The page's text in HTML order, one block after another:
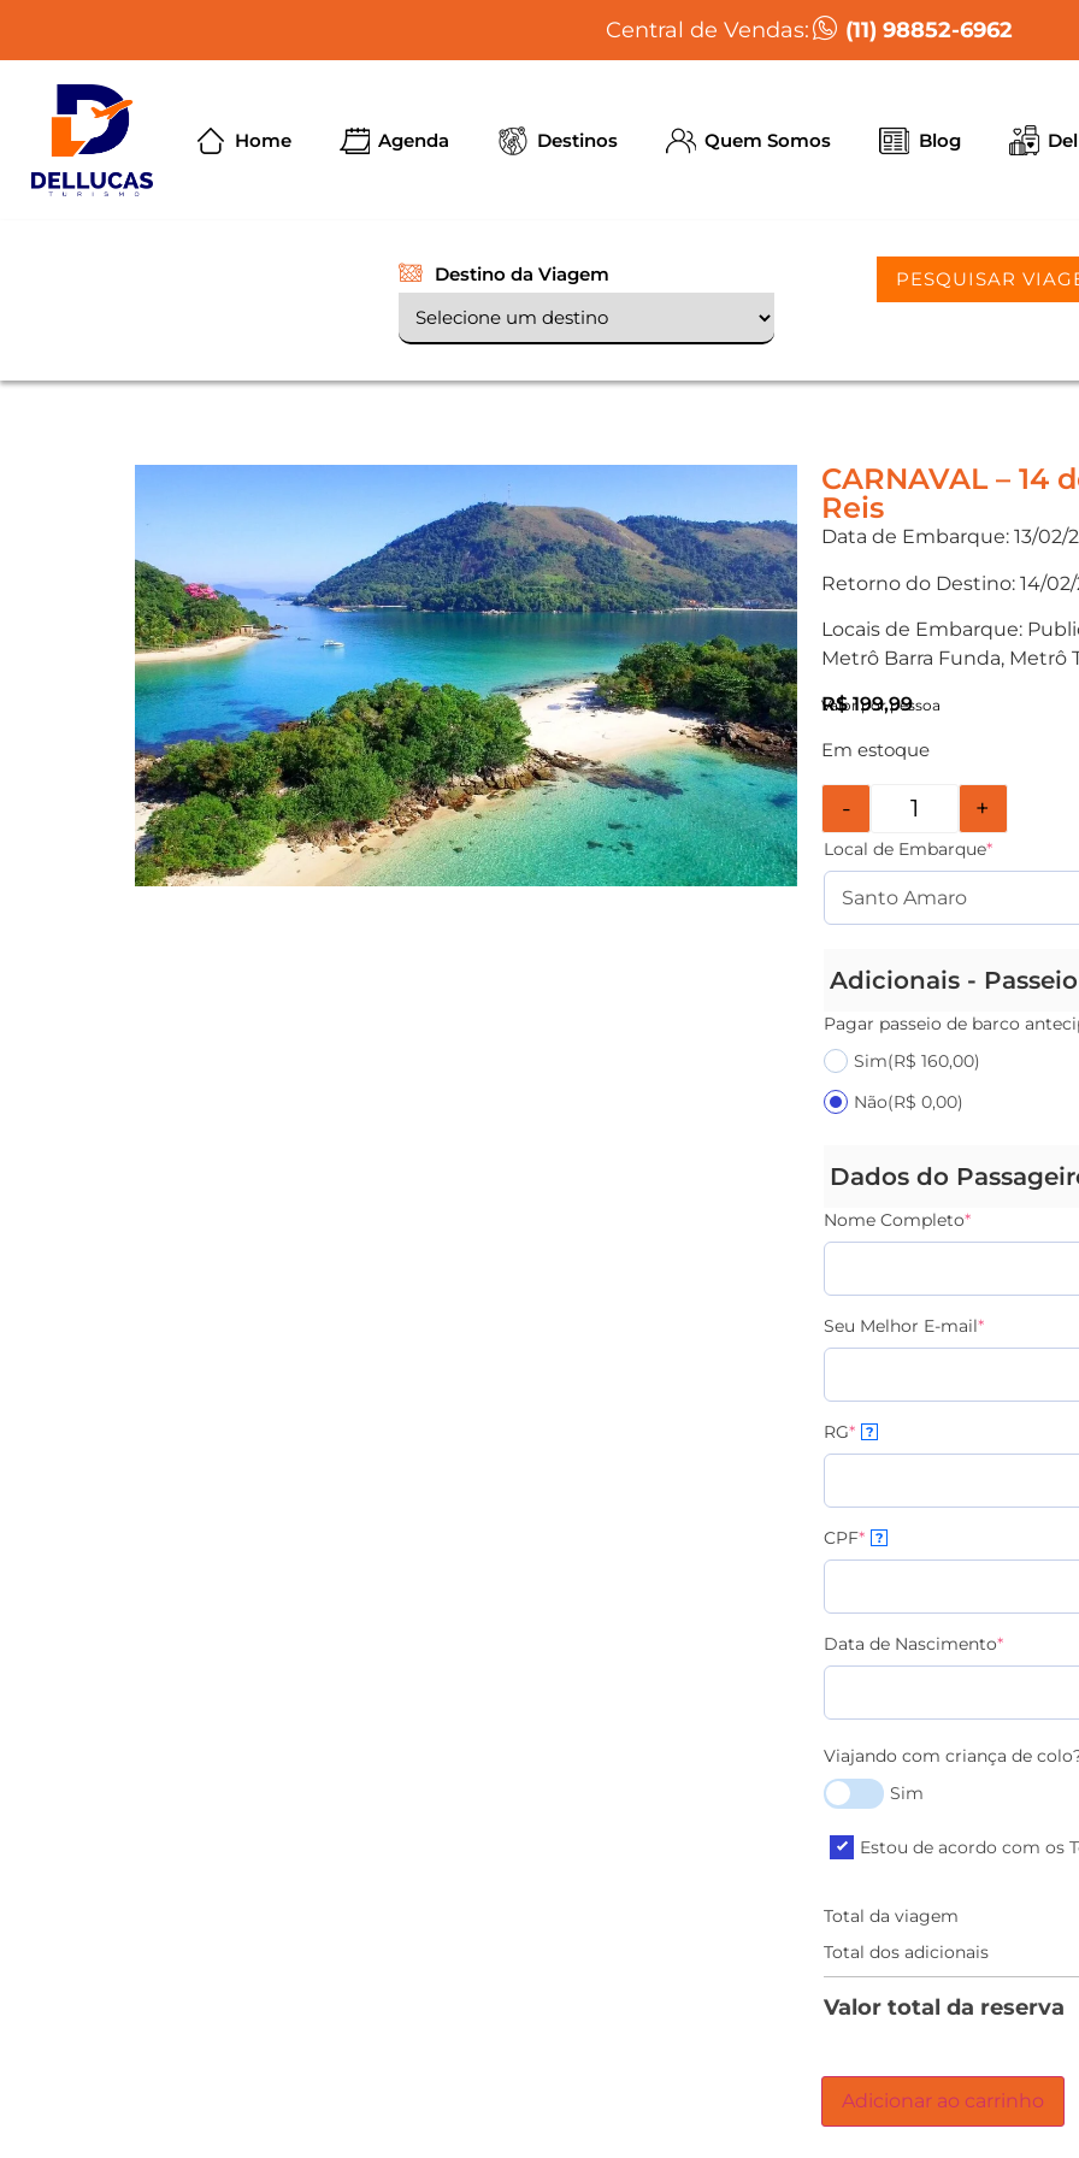
Central de Vendas: (11) 98852-6962
Home Agenda Destinos Quem Somos Blog
Destino da Viagem PESQUISAR
CARNAVAL – 14
Reis
Data de Embarque: 13/02/
Retorno do Destino: 14/02/
Locais de Embarque:
Metrô Barra Funda, Metrô
R$199,99
Valor por pessoa
Em estoque
- +
Local de Embarque*
Adicionais -
Pagar passeio de barco
Sim(R$ 160,00)
Não(R$ 0,00)
Dados do
Nome Completo*
Seu Melhor E-mail*
RG* ?
CPF* ?
Data de Nascimento*
Viajando com criança de
Sim
Estou de acordo com os
Total da viagem
Total dos adicionais
Valor total da reserva
Adicionar ao carrinho